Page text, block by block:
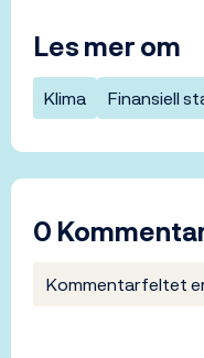
Les mer om
Klima Finansiell
0
Kommentarfeltet